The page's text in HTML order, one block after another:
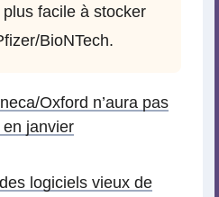
facile à stocker
BioNTech.
Oxford n’aura pas
en janvier
logiciels vieux de